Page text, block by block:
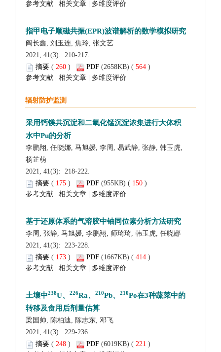
2021, 41(3): 210-217.
(
) 564 )
李鹏翔, 任晓娜, 马旭媛, 李周, 易武静, 张静, 韩玉虎,
2021, 41(3): 218-222.
(
) 150 )
2021, 41(3): 223-228.
(
) 414 )
2021, 41(3): 229-236.
(
) 221 )